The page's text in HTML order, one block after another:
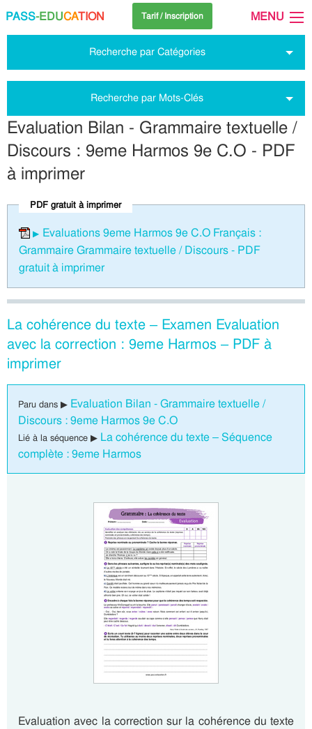
PASS-EDUCATION Tarif / Inscription MENU
Recherche par Catégories
Recherche par Mots-Clés
Evaluation Bilan - Grammaire textuelle /
Discours : 9eme Harmos 9e C.O - PDF
à imprimer
PDF gratuit à imprimer
Evaluations 9eme Harmos 9e C.O Français :
Grammaire Grammaire textuelle / Discours - PDF
gratuit à imprimer
La cohérence du texte – Examen Evaluation
avec la correction : 9eme Harmos – PDF à
imprimer
Paru dans ▶ Evaluation Bilan - Grammaire textuelle /
Discours : 9eme Harmos 9e C.O
Lié à la séquence ▶ La cohérence du texte – Séquence
complète : 9eme Harmos
Evaluation avec la correction sur la cohérence du texte